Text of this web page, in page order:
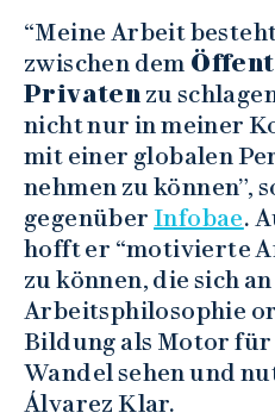
“Meine Arbeit
zwischen dem
Privaten zu
nicht nur in meiner
mit einer globalen
nehmen zu können”,
gegenüberInfobae.
hofft er “motivierte
zu können, die sich
Arbeitsphilosophie
Bildung als Motor für
Wandel sehen und
Álvarez Klar.